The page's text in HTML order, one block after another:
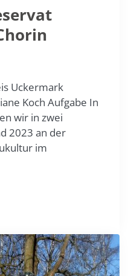
Uckermark
Koch Aufgabe In
wir in zwei
2023 an der
im